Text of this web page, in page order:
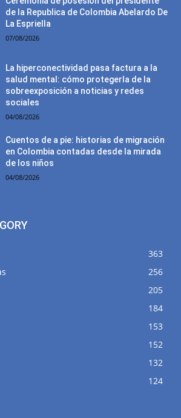
de la Republica de Colombia Abelardo De
La Espriella
07/08/2026
La hiperconectividad pasa factura a la
salud mental: cómo protegerla de la
sobreexposición a noticias y redes
sociales
04/08/2026
Cuentos de a pie: historias de migración
en Colombia contadas desde la mirada
de los niños
04/08/2026
363
256
205
184
153
152
132
124